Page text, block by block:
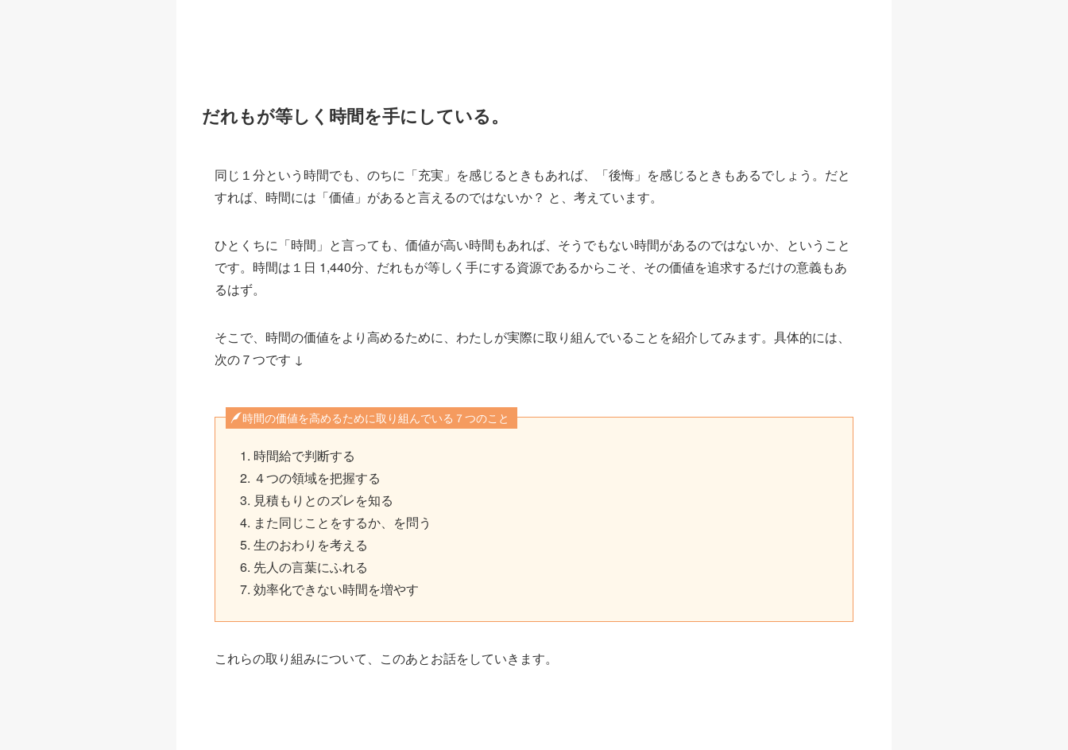
だれもが等しく時間を手にしている。
同じ１分という時間でも、のちに「充実」を感じるときもあれば、「後悔」を感じるときもあるでしょう。だと
すれば、時間には「価値」があると言えるのではないか？ と、考えています。
ひとくちに「時間」と言っても、価値が高い時間もあれば、そうでもない時間があるのではないか、ということ
です。時間は１日 1,440分、だれもが等しく手にする資源であるからこそ、その価値を追求するだけの意義もあ
るはず。
そこで、時間の価値をより高めるために、わたしが実際に取り組んでいることを紹介してみます。具体的には、
次の７つです ↓
時間の価値を高めるために取り組んでいる７つのこと
時間給で判断する
４つの領域を把握する
見積もりとのズレを知る
また同じことをするか、を問う
生のおわりを考える
先人の言葉にふれる
効率化できない時間を増やす
これらの取り組みについて、このあとお話をしていきます。